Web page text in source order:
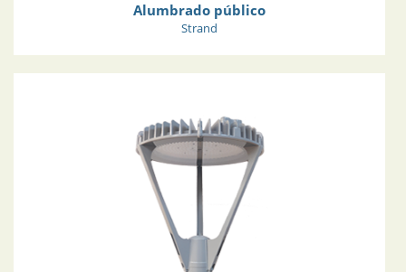
Alumbrado público
Strand